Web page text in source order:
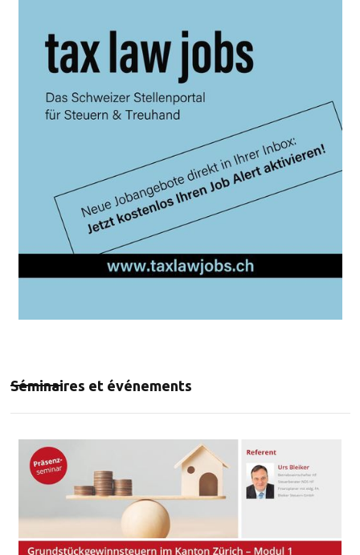
Séminaires et événements